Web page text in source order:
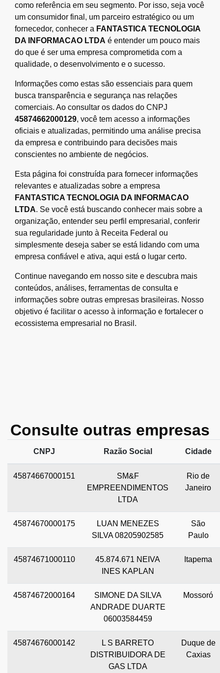
como referência em seu segmento. Por isso, seja você
um consumidor final, um parceiro estratégico ou um
fornecedor, conhecer a FANTASTICA TECNOLOGIA
DA INFORMACAO LTDA é entender um pouco mais
do que é ser uma empresa comprometida com a
qualidade, o desenvolvimento e o sucesso.
Informações como estas são essenciais para quem
busca transparência e segurança nas relações
comerciais. Ao consultar os dados do CNPJ
45874662000129, você tem acesso a informações
oficiais e atualizadas, permitindo uma análise precisa
da empresa e contribuindo para decisões mais
conscientes no ambiente de negócios.
Esta página foi construída para fornecer informações
relevantes e atualizadas sobre a empresa
FANTASTICA TECNOLOGIA DA INFORMACAO
LTDA. Se você está buscando conhecer mais sobre a
organização, entender seu perfil empresarial, conferir
sua regularidade junto à Receita Federal ou
simplesmente deseja saber se está lidando com uma
empresa confiável e ativa, aqui está o lugar certo.
Continue navegando em nosso site e descubra mais
conteúdos, análises, ferramentas de consulta e
informações sobre outras empresas brasileiras. Nosso
objetivo é facilitar o acesso à informação e fortalecer o
ecossistema empresarial no Brasil.
Consulte outras empresas
CNPJ Razão Social Cidade
45874667000151
SM&F
EMPREENDIMENTOS
LTDA
Rio de
Janeiro
45874670000175
LUAN MENEZES
SILVA 08205902585
São
Paulo
45874671000110
45.874.671 NEIVA
INES KAPLAN
Itapema
45874672000164
SIMONE DA SILVA
ANDRADE DUARTE
06003584459
Mossoró
45874676000142
L S BARRETO
DISTRIBUIDORA DE
GAS LTDA
Duque de
Caxias